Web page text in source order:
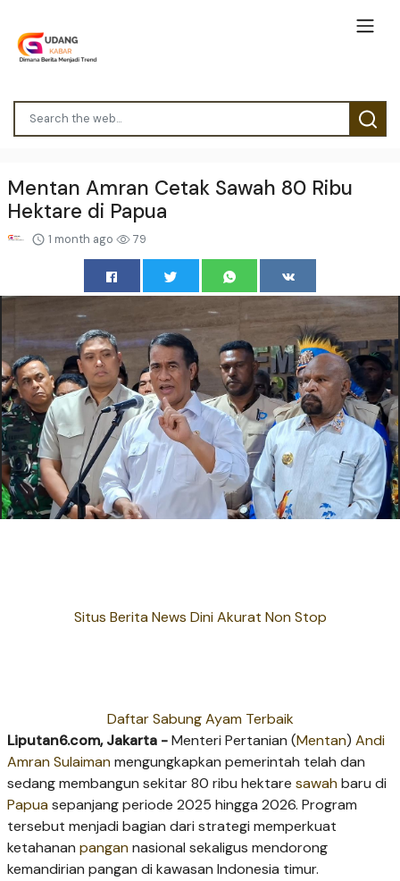
Mentan Amran Cetak Sawah 80 Ribu
Hektare di Papua
1 month ago 79
Situs Berita News Dini Akurat Non Stop
Daftar Sabung Ayam Terbaik
Liputan6.com, Jakarta -Menteri Pertanian (Mentan) Andi
Amran Sulaimanmengungkapkan pemerintah telah dan
sedang membangun sekitar 80 ribu hektare sawahbaru di
Papuasepanjang periode 2025 hingga 2026. Program
tersebut menjadi bagian dari strategi memperkuat
ketahanan pangannasional sekaligus mendorong
kemandirian pangan di kawasan Indonesia timur.